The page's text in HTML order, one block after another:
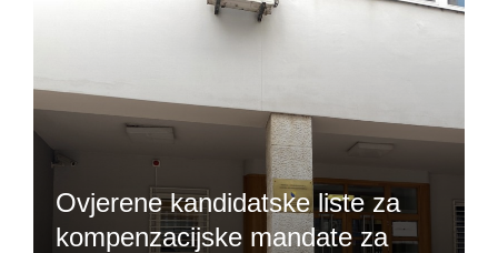
Ovjerene kandidatske liste za
kompenzacijske mandate za